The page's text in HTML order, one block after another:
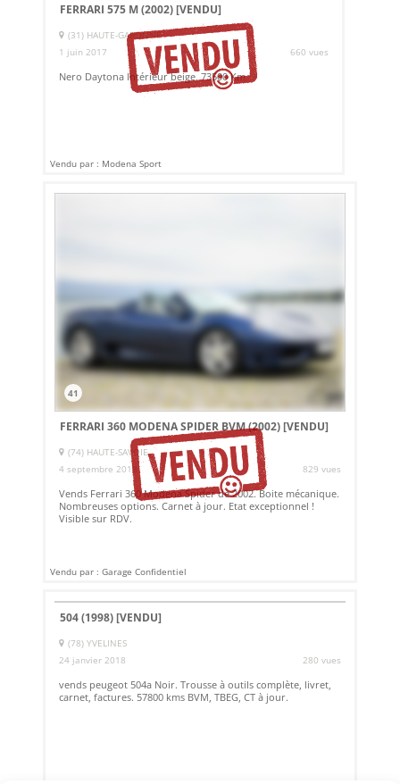
FERRARI 575 M (2002)[VENDU]
(31) HAUTE-GARONNE
1 juin 2017
660 vues
Nero Daytona Intérieur beige. 73500 Km
Vendu par : Modena Sport
41
FERRARI 360 MODENA SPIDER BVM (2002)[VENDU]
(74) HAUTE-SAVOIE
4 septembre 2018
829 vues
Vends Ferrari 360 Modena Spider de 2002. Boite mécanique.
Nombreuses options. Carnet à jour. Etat exceptionnel !
Visible sur RDV.
Vendu par : Garage Confidentiel
504 (1998)[VENDU]
(78) YVELINES
24 janvier 2018
280 vues
vends peugeot 504a Noir. Trousse à outils complète, livret,
carnet, factures. 57800 kms BVM, TBEG, CT à jour.